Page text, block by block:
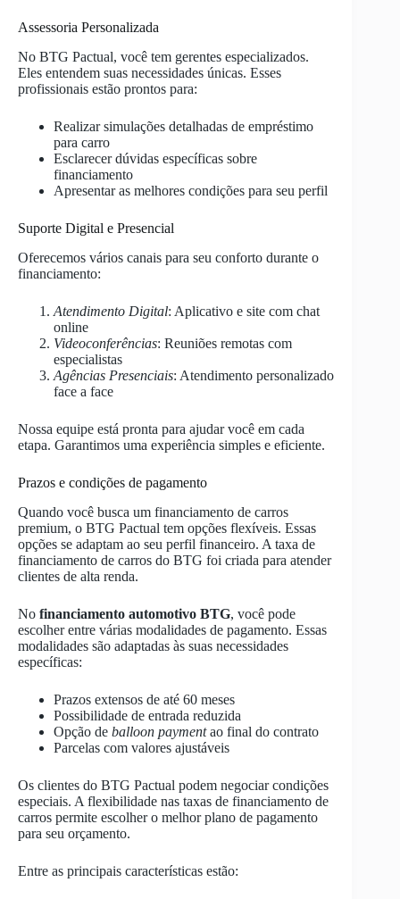
Assessoria Personalizada
No BTG Pactual, você tem gerentes especializados.
Eles entendem suas necessidades únicas. Esses
profissionais estão prontos para:
Realizar simulações detalhadas de empréstimo
para carro
Esclarecer dúvidas específicas sobre
financiamento
Apresentar as melhores condições para seu perfil
Suporte Digital e Presencial
Oferecemos vários canais para seu conforto durante o
financiamento:
Atendimento Digital: Aplicativo e site com chat
online
Videoconferências: Reuniões remotas com
especialistas
Agências Presenciais: Atendimento personalizado
face a face
Nossa equipe está pronta para ajudar você em cada
etapa. Garantimos uma experiência simples e eficiente.
Prazos e condições de pagamento
Quando você busca um financiamento de carros
premium, o BTG Pactual tem opções flexíveis. Essas
opções se adaptam ao seu perfil financeiro. A taxa de
financiamento de carros do BTG foi criada para atender
clientes de alta renda.
No financiamento automotivo BTG, você pode
escolher entre várias modalidades de pagamento. Essas
modalidades são adaptadas às suas necessidades
específicas:
Prazos extensos de até 60 meses
Possibilidade de entrada reduzida
Opção de balloon paymentao final do contrato
Parcelas com valores ajustáveis
Os clientes do BTG Pactual podem negociar condições
especiais. A flexibilidade nas taxas de financiamento de
carros permite escolher o melhor plano de pagamento
para seu orçamento.
Entre as principais características estão: